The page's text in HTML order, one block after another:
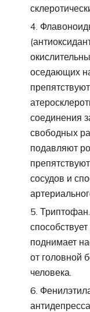
оседающих
соединения
свободных
подавляют
сосудов и
поднимает
от головной
человека.